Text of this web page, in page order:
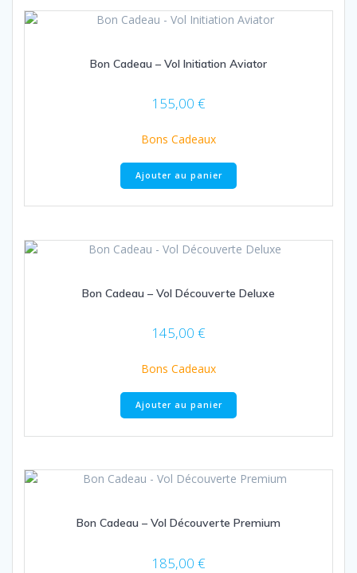
Bon Cadeau – Vol Initiation Aviator
155,00 €
Bons Cadeaux
Ajouter au panier
Bon Cadeau – Vol Découverte Deluxe
145,00 €
Bons Cadeaux
Ajouter au panier
Bon Cadeau – Vol Découverte Premium
185,00 €